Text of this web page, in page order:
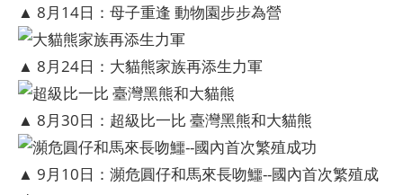
▲ 8月14日：母子重逢 動物園步步為營
▲ 8月24日：大貓熊家族再添生力軍
▲ 8月30日：超級比一比 臺灣黑熊和大貓熊
▲ 9月10日：瀕危圓仔和馬來長吻鱷--國內首次繁殖成